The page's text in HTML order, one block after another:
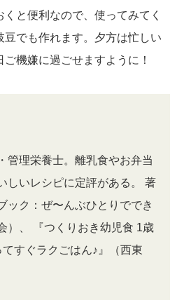
と便利なので、使ってみてく
でも作れます。夕方は忙しい
機嫌に過ごせますように！
管理栄養士。離乳食やお弁当
しいレシピに定評がある。 著
ック：ぜ〜んぶひとりででき
）、 『つくりおき幼児食 1歳
すぐラクごはん♪』（西東